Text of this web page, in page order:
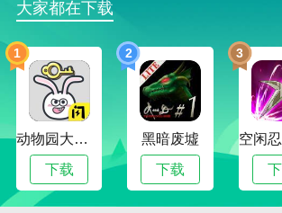
的剧情故事将给你最棒的游玩过程。
4、非常多的角色可以进行互动，
会给你带来全新的体验。
最后的机会游戏说明
1、电影级镜头语言：景深、颗粒
发展而变化。
2、顶级音效：心跳声、齿轮声和
尺。
大家都在下载
1
动物园大冒险
下载
2
黑暗废墟
下载
3